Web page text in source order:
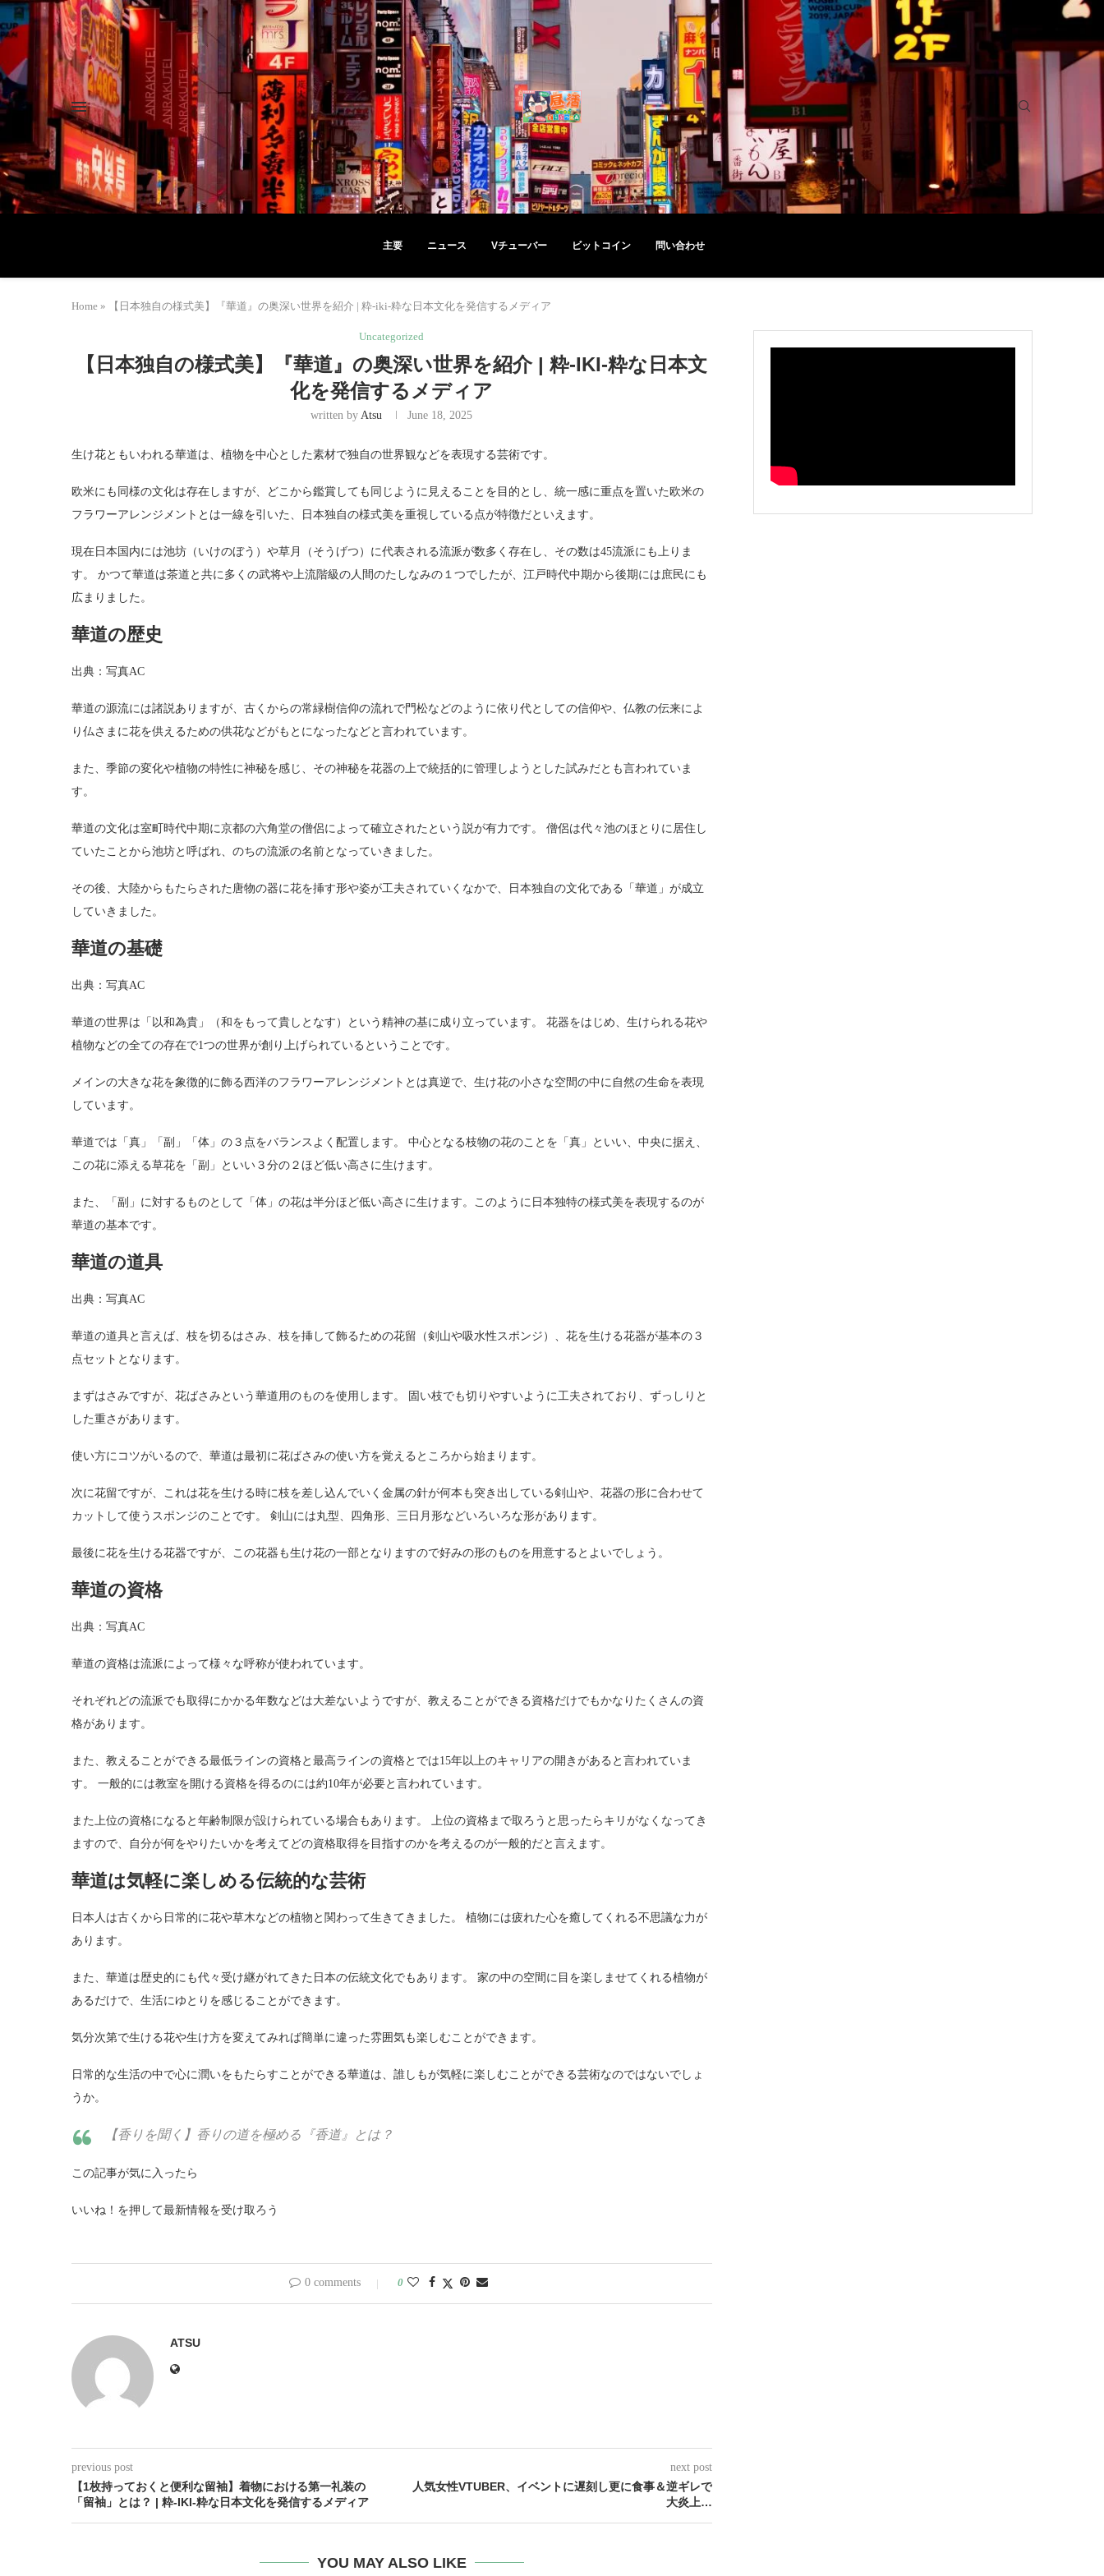
主要 ニュース Vチューバー ビットコイン 問い合わせ
Home » 【日本独自の様式美】『華道』の奥深い世界を紹介 | 粋-iki-粋な日本文化を発信するメディア
Uncategorized
【日本独自の様式美】『華道』の奥深い世界を紹介 | 粋-IKI-粋な日本文
化を発信するメディア
written by Atsu June 18, 2025
生け花ともいわれる華道は、植物を中心とした素材で独自の世界観などを表現する芸術です。
欧米にも同様の文化は存在しますが、どこから鑑賞しても同じように見えることを目的とし、統一感に重点を置いた欧米の
フラワーアレンジメントとは一線を引いた、日本独自の様式美を重視している点が特徴だといえます。
現在日本国内には池坊（いけのぼう）や草月（そうげつ）に代表される流派が数多く存在し、その数は45流派にも上りま
す。 かつて華道は茶道と共に多くの武将や上流階級の人間のたしなみの１つでしたが、江戸時代中期から後期には庶民にも
広まりました。
華道の歴史
出典：写真AC
華道の源流には諸説ありますが、古くからの常緑樹信仰の流れで門松などのように依り代としての信仰や、仏教の伝来によ
り仏さまに花を供えるための供花などがもとになったなどと言われています。
また、季節の変化や植物の特性に神秘を感じ、その神秘を花器の上で統括的に管理しようとした試みだとも言われていま
す。
華道の文化は室町時代中期に京都の六角堂の僧侶によって確立されたという説が有力です。 僧侶は代々池のほとりに居住し
ていたことから池坊と呼ばれ、のちの流派の名前となっていきました。
その後、大陸からもたらされた唐物の器に花を挿す形や姿が工夫されていくなかで、日本独自の文化である「華道」が成立
していきました。
華道の基礎
出典：写真AC
華道の世界は「以和為貴」（和をもって貴しとなす）という精神の基に成り立っています。 花器をはじめ、生けられる花や
植物などの全ての存在で1つの世界が創り上げられているということです。
メインの大きな花を象徴的に飾る西洋のフラワーアレンジメントとは真逆で、生け花の小さな空間の中に自然の生命を表現
しています。
華道では「真」「副」「体」の３点をバランスよく配置します。 中心となる枝物の花のことを「真」といい、中央に据え、
この花に添える草花を「副」といい３分の２ほど低い高さに生けます。
また、「副」に対するものとして「体」の花は半分ほど低い高さに生けます。このように日本独特の様式美を表現するのが
華道の基本です。
華道の道具
出典：写真AC
華道の道具と言えば、枝を切るはさみ、枝を挿して飾るための花留（剣山や吸水性スポンジ）、花を生ける花器が基本の３
点セットとなります。
まずはさみですが、花ばさみという華道用のものを使用します。 固い枝でも切りやすいように工夫されており、ずっしりと
した重さがあります。
使い方にコツがいるので、華道は最初に花ばさみの使い方を覚えるところから始まります。
次に花留ですが、これは花を生ける時に枝を差し込んでいく金属の針が何本も突き出している剣山や、花器の形に合わせて
カットして使うスポンジのことです。 剣山には丸型、四角形、三日月形などいろいろな形があります。
最後に花を生ける花器ですが、この花器も生け花の一部となりますので好みの形のものを用意するとよいでしょう。
華道の資格
出典：写真AC
華道の資格は流派によって様々な呼称が使われています。
それぞれどの流派でも取得にかかる年数などは大差ないようですが、教えることができる資格だけでもかなりたくさんの資
格があります。
また、教えることができる最低ラインの資格と最高ラインの資格とでは15年以上のキャリアの開きがあると言われていま
す。 一般的には教室を開ける資格を得るのには約10年が必要と言われています。
また上位の資格になると年齢制限が設けられている場合もあります。 上位の資格まで取ろうと思ったらキリがなくなってき
ますので、自分が何をやりたいかを考えてどの資格取得を目指すのかを考えるのが一般的だと言えます。
華道は気軽に楽しめる伝統的な芸術
日本人は古くから日常的に花や草木などの植物と関わって生きてきました。 植物には疲れた心を癒してくれる不思議な力が
あります。
また、華道は歴史的にも代々受け継がれてきた日本の伝統文化でもあります。 家の中の空間に目を楽しませてくれる植物が
あるだけで、生活にゆとりを感じることができます。
気分次第で生ける花や生け方を変えてみれば簡単に違った雰囲気も楽しむことができます。
日常的な生活の中で心に潤いをもたらすことができる華道は、誰しもが気軽に楽しむことができる芸術なのではないでしょ
うか。
【香りを聞く】香りの道を極める『香道』とは？
この記事が気に入ったら
いいね！を押して最新情報を受け取ろう
0 comments 0
ATSU
previous post
【1枚持っておくと便利な留袖】着物における第一礼装の
「留袖」とは？ | 粋-IKI-粋な日本文化を発信するメディア
next post
人気女性VTUBER、イベントに遅刻し更に食事＆逆ギレで
大炎上…
YOU MAY ALSO LIKE